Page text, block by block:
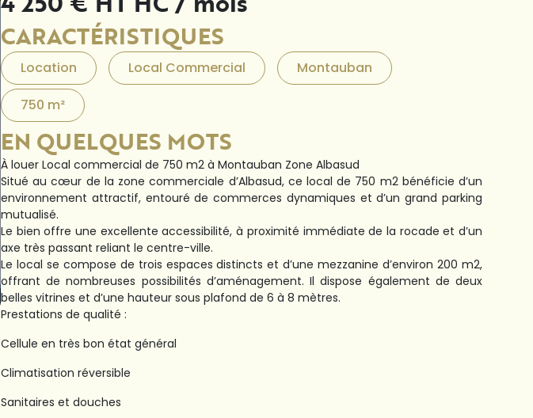
CARACTÉRISTIQUES
Location Local Commercial Montauban
750 m²
EN QUELQUES MOTS
À louer Local commercial de 750 m2 à Montauban Zone Albasud
Situé au cœur de la zone commerciale d’Albasud, ce local de 750 m2 bénéficie d’un
environnement attractif, entouré de commerces dynamiques et d’un grand parking
mutualisé.
Le bien offre une excellente accessibilité, à proximité immédiate de la rocade et d’un
axe très passant reliant le centre-ville.
Le local se compose de trois espaces distincts et d’une mezzanine d’environ 200 m2,
offrant de nombreuses possibilités d’aménagement. Il dispose également de deux
belles vitrines et d’une hauteur sous plafond de 6 à 8 mètres.
Prestations de qualité :
Cellule en très bon état général
Climatisation réversible
Sanitaires et douches